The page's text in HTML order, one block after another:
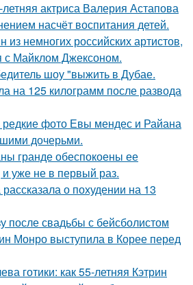
актриса Валерия Астапова
насчёт воспитания детей.
немногих российских артистов,
с Майклом Джексоном.
шоу "выжить в Дубае.
на 125 килограмм после развода
редкие фото Евы мендес и Райана
дочерьми.
гранде обеспокоены ее
уже не в первый раз.
о похудении на 13
после свадьбы с бейсболистом
Монро выступила в Корее перед
готики: как 55-летняя Кэтрин